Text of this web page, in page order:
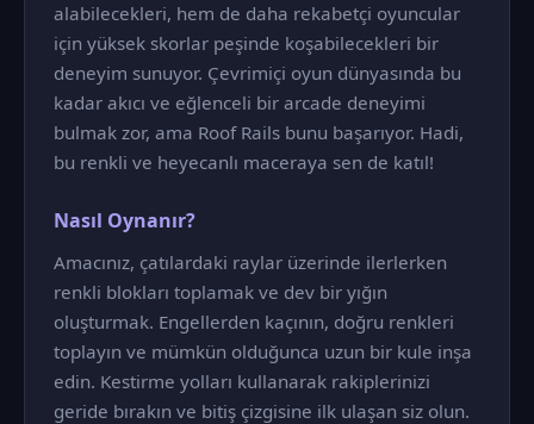
alabilecekleri, hem de daha rekabetçi oyuncular
için yüksek skorlar peşinde koşabilecekleri bir
deneyim sunuyor. Çevrimiçi oyun dünyasında bu
kadar akıcı ve eğlenceli bir arcade deneyimi
bulmak zor, ama Roof Rails bunu başarıyor. Hadi,
bu renkli ve heyecanlı maceraya sen de katıl!
Nasıl Oynanır?
Amacınız, çatılardaki raylar üzerinde ilerlerken
renkli blokları toplamak ve dev bir yığın
oluşturmak. Engellerden kaçının, doğru renkleri
toplayın ve mümkün olduğunca uzun bir kule inşa
edin. Kestirme yolları kullanarak rakiplerinizi
geride bırakın ve bitiş çizgisine ilk ulaşan siz olun.